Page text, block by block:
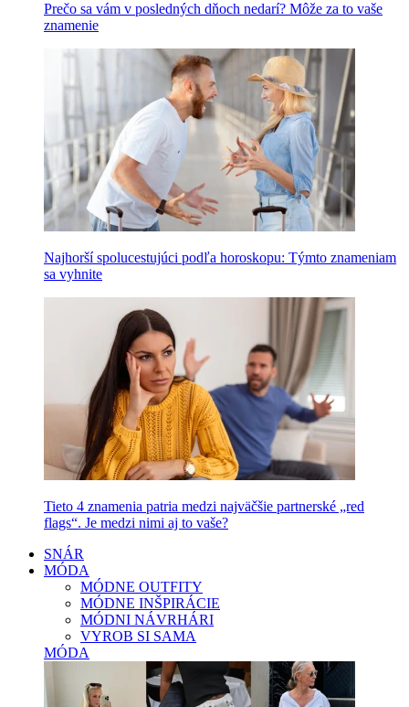
Prečo sa vám v posledných dňoch nedarí? Môže za to vaše
znamenie
Najhorší spolucestujúci podľa horoskopu: Týmto znameniam
sa vyhnite
Tieto 4 znamenia patria medzi najväčšie partnerské „red
flags“. Je medzi nimi aj to vaše?
SNÁR
MÓDA
MÓDNE OUTFITY
MÓDNE INŠPIRÁCIE
MÓDNI NÁVRHÁRI
VYROB SI SAMA
MÓDA